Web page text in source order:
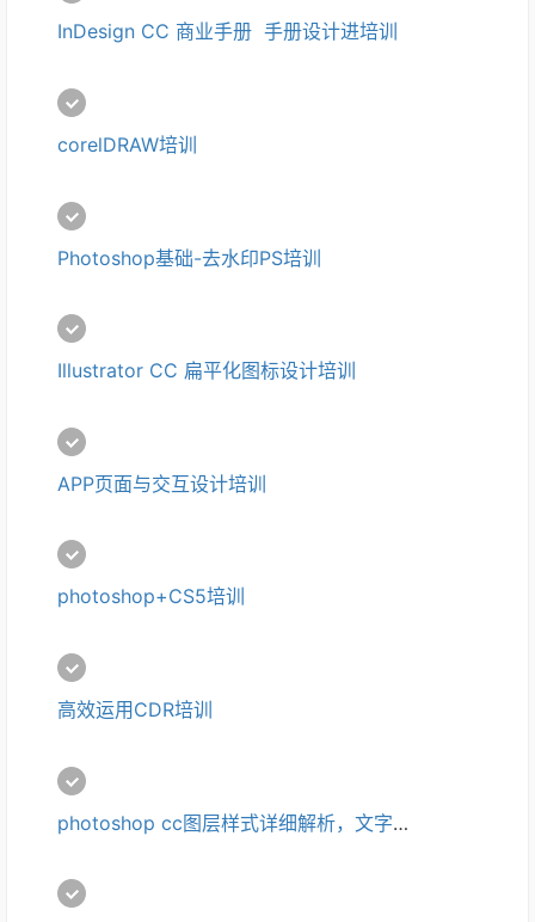
InDesign CC 商业手册  手册设计进培训
corelDRAW培训
Photoshop基础-去水印PS培训
Illustrator CC 扁平化图标设计培训
APP页面与交互设计培训
photoshop+CS5培训
高效运用CDR培训
photoshop cc图层样式详细解析，文字图像样式设置培训